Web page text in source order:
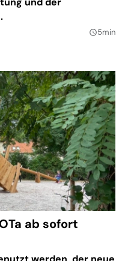
query_builder5min
ab sofort